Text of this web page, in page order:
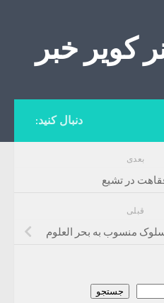
کویر خبر
دنبال کنید:
بعدی
در تشیع
قبلی
منسوب به بحر العلوم
جستجو